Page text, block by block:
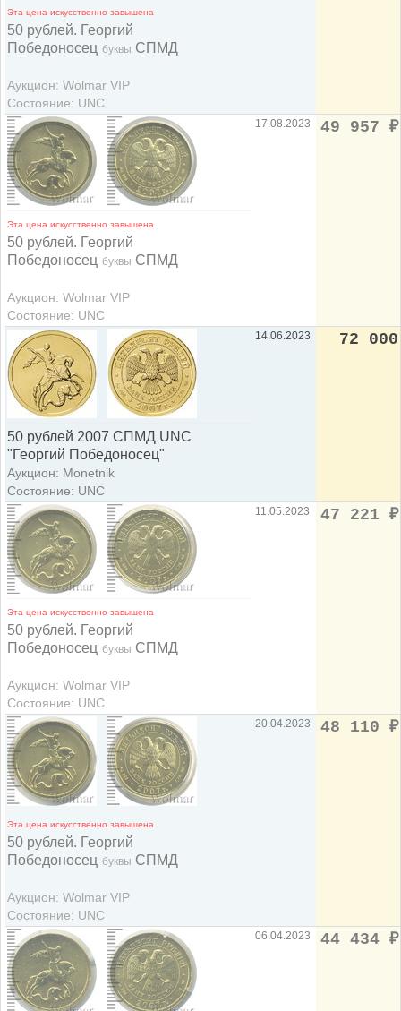
Эта цена искусственно завышена
50 рублей. Георгий
Победоносец буквы СПМД
Аукцион: Wolmar VIP
Состояние: UNC
Эта цена искусственно завышена
50 рублей. Георгий
Победоносец буквы СПМД
Аукцион: Wolmar VIP
Состояние: UNC
17.08.2023 49 957 ₽
50 рублей 2007 СПМД UNC
"Георгий Победоносец"
Аукцион: Monetnik
Состояние: UNC
14.06.2023 72 000
Эта цена искусственно завышена
50 рублей. Георгий
Победоносец буквы СПМД
Аукцион: Wolmar VIP
Состояние: UNC
11.05.2023 47 221 ₽
Эта цена искусственно завышена
50 рублей. Георгий
Победоносец буквы СПМД
Аукцион: Wolmar VIP
Состояние: UNC
20.04.2023 48 110 ₽
06.04.2023 44 434 ₽